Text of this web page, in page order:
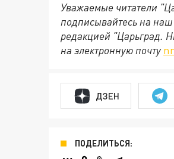
Уважаемые читатели
подписывайтесь на
редакцией "Царьград.
на электронную почту
ДЗЕН
ПОДЕЛИТЬСЯ: